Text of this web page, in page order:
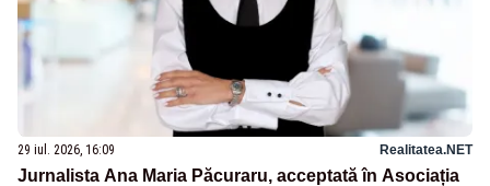
29 iul. 2026, 16:09 Realitatea.NET
Jurnalista Ana Maria Păcuraru, acceptată în Asociația